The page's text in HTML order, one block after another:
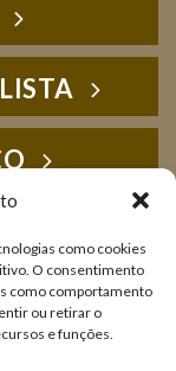
como cookies
O consentimento
como comportamento
ou retirar o
e funções.